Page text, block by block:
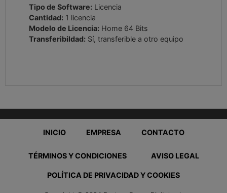
Tipo de Software: Licencia
Cantidad: 1 licencia
Modelo de Licencia: Home 64 Bits
Transferibildad: Sí, transferible a otro equipo
INICIO EMPRESA CONTACTO
TÉRMINOS Y CONDICIONES AVISO LEGAL
POLÍTICA DE PRIVACIDAD Y COOKIES